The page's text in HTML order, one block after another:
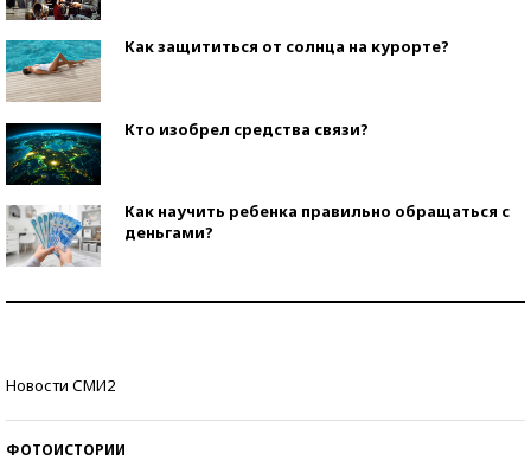
Как защититься от солнца на курорте?
Кто изобрел средства связи?
Как научить ребенка правильно обращаться с
деньгами?
Новости СМИ2
ФОТОИСТОРИИ